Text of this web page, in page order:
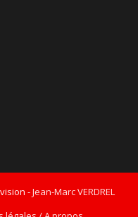
-Jean-Marc VERDREL